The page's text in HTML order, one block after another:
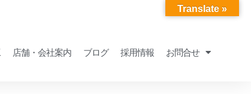
店舗・会社案内 ブログ 採用情報 お問合せ
Translate »